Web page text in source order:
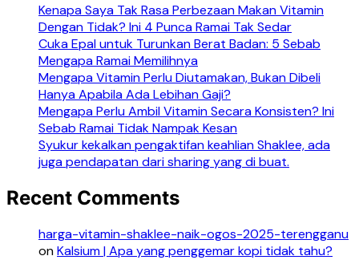
Kenapa Saya Tak Rasa Perbezaan Makan Vitamin
Dengan Tidak? Ini 4 Punca Ramai Tak Sedar
Cuka Epal untuk Turunkan Berat Badan: 5 Sebab
Mengapa Ramai Memilihnya
Mengapa Vitamin Perlu Diutamakan, Bukan Dibeli
Hanya Apabila Ada Lebihan Gaji?
Mengapa Perlu Ambil Vitamin Secara Konsisten? Ini
Sebab Ramai Tidak Nampak Kesan
Syukur kekalkan pengaktifan keahlian Shaklee, ada
juga pendapatan dari sharing yang di buat.
Recent Comments
harga-vitamin-shaklee-naik-ogos-2025-terengganu
onKalsium | Apa yang penggemar kopi tidak tahu?